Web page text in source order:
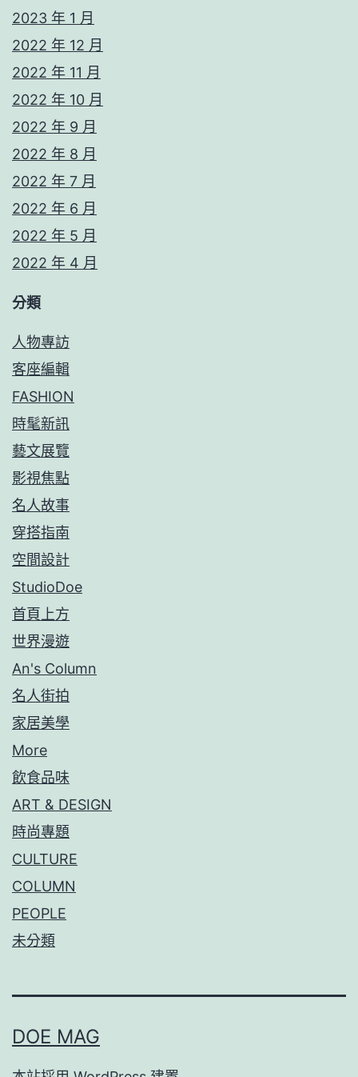
2023 年 1 月
2022 年 12 月
2022 年 11 月
2022 年 10 月
2022 年 9 月
2022 年 8 月
2022 年 7 月
2022 年 6 月
2022 年 5 月
2022 年 4 月
分類
人物專訪
客座編輯
FASHION
時髦新訊
藝文展覽
影視焦點
名人故事
穿搭指南
空間設計
StudioDoe
首頁上方
世界漫遊
An's Column
名人街拍
家居美學
More
飲食品味
ART & DESIGN
時尚專題
CULTURE
COLUMN
PEOPLE
未分類
DOE MAG